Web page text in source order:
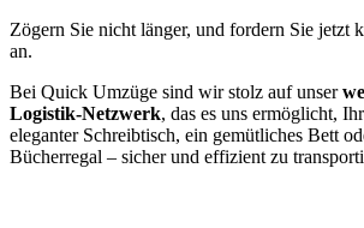
Zögern Sie nicht länger, und fordern Sie jetzt
an.
Bei Quick Umzüge sind wir stolz auf unser
Logistik-Netzwerk, das es uns ermöglicht,
eleganter Schreibtisch, ein gemütliches Bett
Bücherregal – sicher und effizient zu